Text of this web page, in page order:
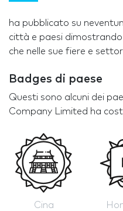
ha pubblicato su
città e paesi dimostrando
che nelle sue fiere e
Badges di paese
Questi sono alcuni dei
Company Limited ha
Cina